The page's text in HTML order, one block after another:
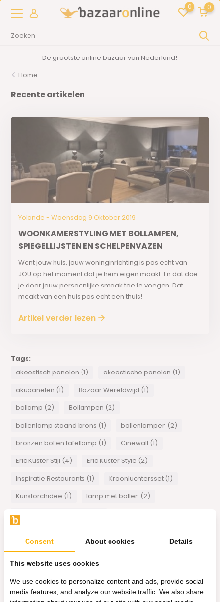
0 0
De grootste online bazaar van Nederland!
Home
Recente artikelen
Yolande - Woensdag 9 Oktober 2019
WOONKAMERSTYLING MET BOLLAMPEN,
SPIEGELLIJSTEN EN SCHELPENVAZEN
Want jouw huis, jouw woninginrichting is pas echt van
JOU op het moment dat je hem eigen maakt. En dat doe
je door jouw persoonlijke smaak toe te voegen. Dat
maakt van een huis pas echt een thuis!
Artikel verder lezen
Tags:
akoestisch panelen (1)
akoestische panelen (1)
akupanelen (1)
Bazaar Wereldwijd (1)
bollamp (2)
Bollampen (2)
bollenlamp staand brons (1)
bollenlampen (2)
bronzen bollen tafellamp (1)
Cinewall (1)
Eric Kuster Stijl (4)
Eric Kuster Style (2)
Inspiratie Restaurants (1)
Kroonluchtersset (1)
Kunstorchidee (1)
lamp met bollen (2)
lamp met bollen staand (1)
metropolitan luxury meubels (1)
Meubelzaak Bazaaronline (1)
Mohammed Ali Spiegellijst (1)
Plexiglas art (1)
Tips Eric Kuster Stijl (1)
Consent About cookies Details
This website uses cookies
We use cookies to personalize content and ads, provide social
media features, and analyze our website traffic. We also share